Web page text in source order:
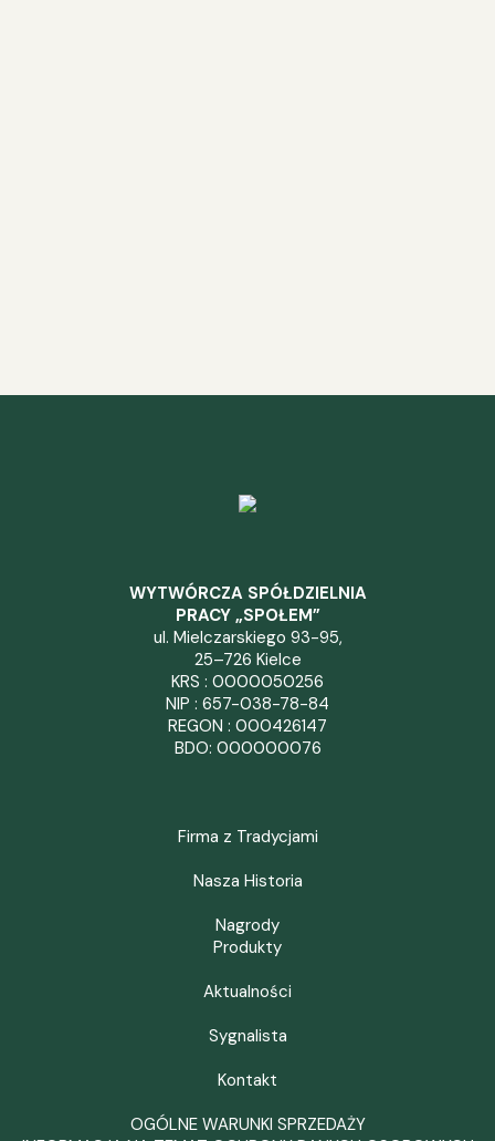
WYTWÓRCZA SPÓŁDZIELNIA
PRACY „SPOŁEM”
ul. Mielczarskiego 93-95,
25–726 Kielce
KRS : 0000050256
NIP : 657-038-78-84
REGON : 000426147
BDO: 000000076
Firma z Tradycjami
Nasza Historia
Nagrody
Produkty
Aktualności
Sygnalista
Kontakt
OGÓLNE WARUNKI SPRZEDAŻY